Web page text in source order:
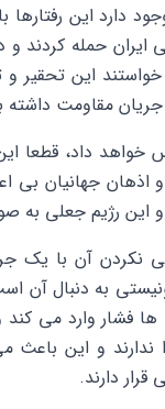
دارد این
ایران حمله
این تحقیر
مقاومت داشته
داد، قطعا این
جهانیان بی
این رژیم جعلی به
نکردن آن با یک
به دنبال آن
ها فشار وارد می
ندارند و این
دارند.